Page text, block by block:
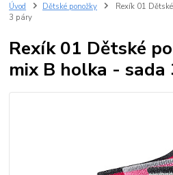
Úvod Dětské ponožky
Rexík 01
3 páry
Rexík 01 Dětské
mix B holka - sada